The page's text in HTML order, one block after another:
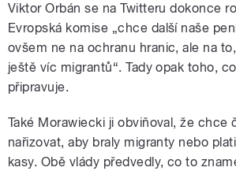
Viktor Orbán se na Twitteru dokonce
Evropská komise „chce další naše
ovšem ne na ochranu hranic, ale na
ještě víc migrantů“. Tady opak toho,
připravuje.
Také Morawiecki ji obviňoval, že chce
nařizovat, aby braly migranty nebo
kasy. Obě vlády předvedly, co to